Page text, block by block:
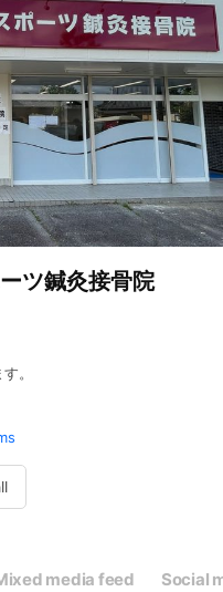
ツ鍼灸接骨院
。
media feed Social